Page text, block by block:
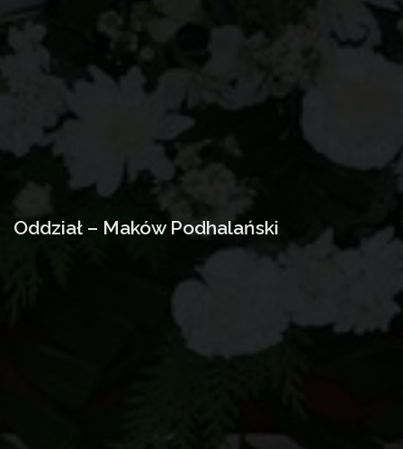
Oddział – Maków Podhalański